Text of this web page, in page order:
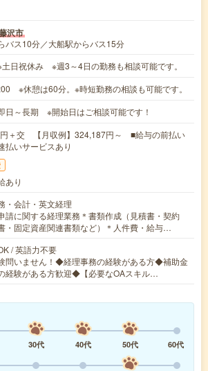
沢市
バス10分／大船駅からバス15分
日祝休み ※週3～4日の勤務も相談可能です。
※休憩は60分。※時短勤務の相談も可能です。
日～長期 ※開始日はご相談可能です！
＋交 【月収例】324,187円～ ■給与の前払い
払いサービスあり
あり
・会計・英文経理
請に関する経理業務＊書類作成（見積書・契約
・固定資産関連書類など）＊人件費・給与…
/ 英語力不要
問いません！◆経理事務の経験がある方◆補助金
経験がある方歓迎◆【必要なOAスキル…
30代 40代 50代
60代